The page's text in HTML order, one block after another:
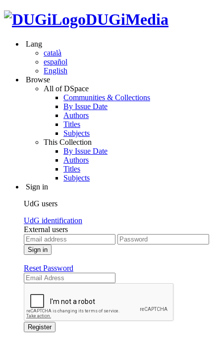
DUGiMedia
Lang
català
español
English
Browse
All of DSpace
Communities & Collections
By Issue Date
Authors
Titles
Subjects
This Collection
By Issue Date
Authors
Titles
Subjects
Sign in
UdG users
UdG identification
External users
Reset Password